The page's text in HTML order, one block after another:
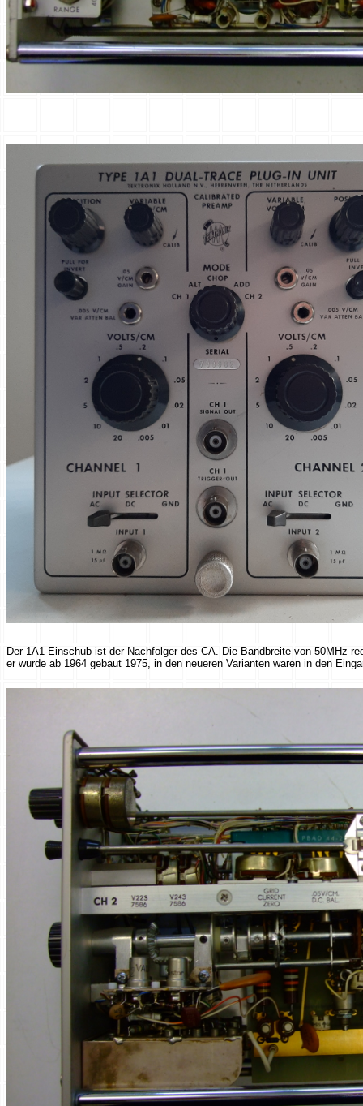
Der 1A1-Einschub ist der Nachfolger des CA. Die Bandbreite von 50MHz
er wurde ab 1964 gebaut 1975, in den neueren Varianten waren in den